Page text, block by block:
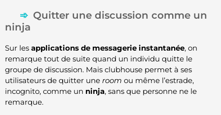
Quitter une discussion comme un
ninja
Sur les applications de messagerie instantanée, on
remarque tout de suite quand un individu quitte le
groupe de discussion. Mais clubhouse permet à ses
utilisateurs de quitter une room ou même l’estrade,
incognito, comme un ninja, sans que personne ne le
remarque.